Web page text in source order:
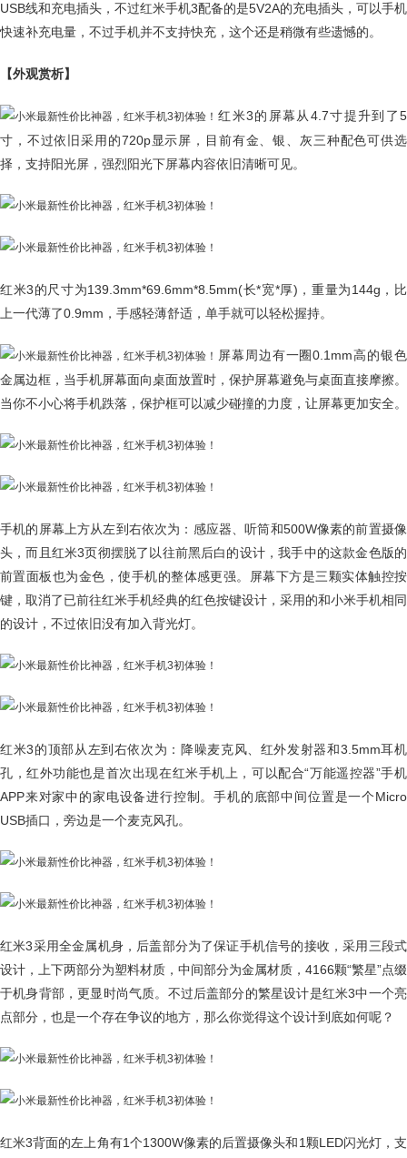
USB线和充电插头，不过红米手机3配备的是5V2A的充电插头，可以手机
快速补充电量，不过手机并不支持快充，这个还是稍微有些遗憾的。
【外观赏析】
红米3的屏幕从4.7寸提升到了5
寸，不过依旧采用的720p显示屏，目前有金、银、灰三种配色可供选
择，支持阳光屏，强烈阳光下屏幕内容依旧清晰可见。
红米3的尺寸为139.3mm*69.6mm*8.5mm(长*宽*厚)，重量为144g，比
上一代薄了0.9mm，手感轻薄舒适，单手就可以轻松握持。
屏幕周边有一圈0.1mm高的银色
金属边框，当手机屏幕面向桌面放置时，保护屏幕避免与桌面直接摩擦。
当你不小心将手机跌落，保护框可以减少碰撞的力度，让屏幕更加安全。
手机的屏幕上方从左到右依次为：感应器、听筒和500W像素的前置摄像
头，而且红米3页彻摆脱了以往前黑后白的设计，我手中的这款金色版的
前置面板也为金色，使手机的整体感更强。屏幕下方是三颗实体触控按
键，取消了已前往红米手机经典的红色按键设计，采用的和小米手机相同
的设计，不过依旧没有加入背光灯。
红米3的顶部从左到右依次为：降噪麦克风、红外发射器和3.5mm耳机
孔，红外功能也是首次出现在红米手机上，可以配合“万能遥控器”手机
APP来对家中的家电设备进行控制。手机的底部中间位置是一个Micro
USB插口，旁边是一个麦克风孔。
红米3采用全金属机身，后盖部分为了保证手机信号的接收，采用三段式
设计，上下两部分为塑料材质，中间部分为金属材质，4166颗“繁星”点缀
于机身背部，更显时尚气质。不过后盖部分的繁星设计是红米3中一个亮
点部分，也是一个存在争议的地方，那么你觉得这个设计到底如何呢？
红米3背面的左上角有1个1300W像素的后置摄像头和1颗LED闪光灯，支